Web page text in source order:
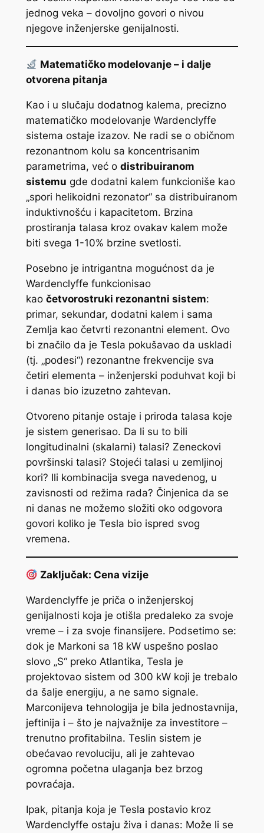
jednog veka – dovoljno govori o nivou
njegove inženjerske genijalnosti.
Matematičko modelovanje – i dalje
otvorena pitanja
Kao i u slučaju dodatnog kalema, precizno
matematičko modelovanje Wardenclyffe
sistema ostaje izazov. Ne radi se o običnom
rezonantnom kolu sa koncentrisanim
parametrima, već o distribuiranom
sistemu gde dodatni kalem funkcioniše kao
„spori helikoidni rezonator“ sa distribuiranom
induktivnošću i kapacitetom. Brzina
prostiranja talasa kroz ovakav kalem može
biti svega 1-10% brzine svetlosti.
Posebno je intrigantna mogućnost da je
Wardenclyffe funkcionisao
kao četvorostruki rezonantni sistem:
primar, sekundar, dodatni kalem i sama
Zemlja kao četvrti rezonantni element. Ovo
bi značilo da je Tesla pokušavao da uskladi
(tj. „podesi“) rezonantne frekvencije sva
četiri elementa – inženjerski poduhvat koji bi
i danas bio izuzetno zahtevan.
Otvoreno pitanje ostaje i priroda talasa koje
je sistem generisao. Da li su to bili
longitudinalni (skalarni) talasi? Zeneckovi
površinski talasi? Stojeći talasi u zemljinoj
kori? Ili kombinacija svega navedenog, u
zavisnosti od režima rada? Činjenica da se
ni danas ne možemo složiti oko odgovora
govori koliko je Tesla bio ispred svog
vremena.
Zaključak: Cena vizije
Wardenclyffe je priča o inženjerskoj
genijalnosti koja je otišla predaleko za svoje
vreme – i za svoje finansijere. Podsetimo se:
dok je Markoni sa 18 kW uspešno poslao
slovo „S“ preko Atlantika, Tesla je
projektovao sistem od 300 kW koji je trebalo
da šalje energiju, a ne samo signale.
Marconijeva tehnologija je bila jednostavnija,
jeftinija i – što je najvažnije za investitore –
trenutno profitabilna. Teslin sistem je
obećavao revoluciju, ali je zahtevao
ogromna početna ulaganja bez brzog
povraćaja.
Ipak, pitanja koja je Tesla postavio kroz
Wardenclyffe ostaju živa i danas: Može li se